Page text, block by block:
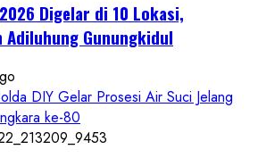
Digelar di 10 Lokasi,
Gunungkidul
DIY Gelar Prosesi Air Suci Jelang
ke-80